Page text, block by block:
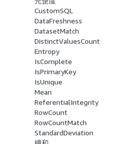
CustomSQL
DataFreshness
DatasetMatch
DistinctValuesCount
Entropy
IsComplete
IsPrimaryKey
IsUnique
Mean
ReferentialIntegrity
RowCount
RowCountMatch
StandardDeviation